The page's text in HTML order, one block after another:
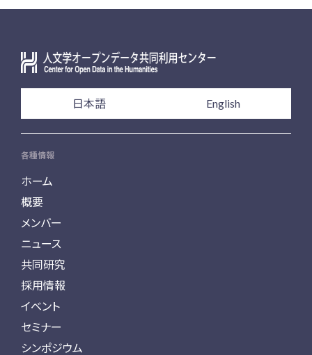
日本語 English
各種情報
ホーム
概要
メンバー
ニュース
共同研究
採用情報
イベント
セミナー
シンポジウム